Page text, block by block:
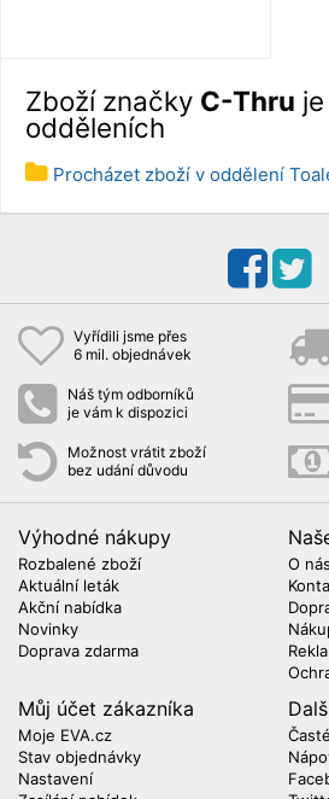
Zboží značky C-Thru
odděleních
Procházet zboží v oddělení
Vyřídili jsme přes
6 mil. objednávek
Náš tým odborníků
je vám k dispozici
Možnost vrátit zboží
bez udání důvodu
Výhodné nákupy
Rozbalené zboží
Aktuální leták
Akční nabídka
Novinky
Doprava zdarma
O nás
Můj účet zákazníka
Moje EVA.cz
Stav objednávky
Nastavení